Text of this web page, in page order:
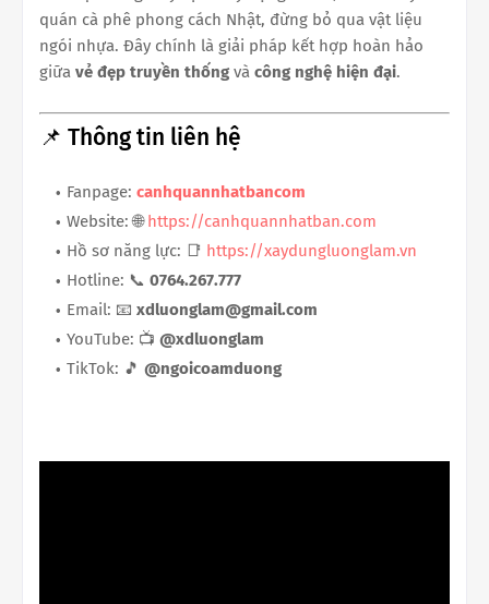
quán cà phê phong cách Nhật, đừng bỏ qua vật liệu
ngói nhựa. Đây chính là giải pháp kết hợp hoàn hảo
giữa vẻ đẹp truyền thống và công nghệ hiện đại.
📌 Thông tin liên hệ
Fanpage: canhquannhatbancom
Website: 🌐https://canhquannhatban.com
Hồ sơ năng lực: 📑 https://xaydungluonglam.vn
Hotline: 📞 0764.267.777
Email: 📧 xdluonglam@gmail.com
YouTube: 📺 @xdluonglam
TikTok: 🎵 @ngoicoamduong